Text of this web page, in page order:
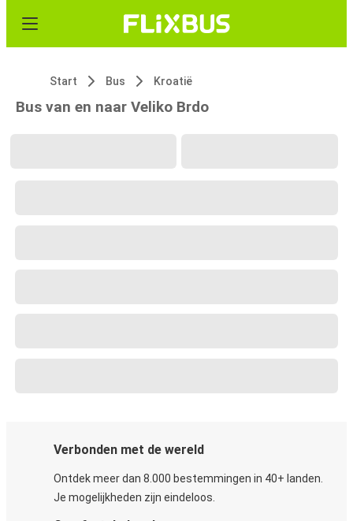
Start Bus Kroatië
Bus van en naar Veliko Brdo
Verbonden met de wereld
Ontdek meer dan 8.000 bestemmingen in 40+ landen.
Je mogelijkheden zijn eindeloos.